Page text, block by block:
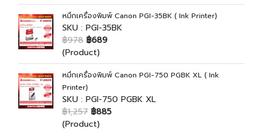
หมึกเครื่องพิมพ์ Canon PGI-35BK ( Ink Printer)
SKU : PGI-35BK
฿978 ฿689
(Product)
หมึกเครื่องพิมพ์ Canon PGI-750 PGBK XL ( Ink
Printer)
SKU : PGI-750 PGBK XL
฿1,257 ฿885
(Product)